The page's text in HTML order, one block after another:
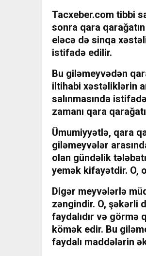
Tacxeber.com tibbi
sonra qara qarağatın
eləcə də sinqa
istifadə edilir.
Bu giləmeyvədən
iltihabi xəstəliklərin
salınmasında
zamanı qara
Ümumiyyətlə, qara
giləmeyvələr
olan gündəlik
yemək kifayətdir. O,
Digər meyvələrlə
zəngindir. O, şəkərli
faydalıdır və görmə
kömək edir. Bu
faydalı maddələrin